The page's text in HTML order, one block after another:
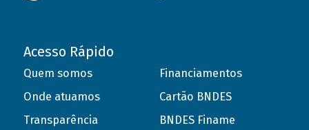
Acesso Rápido
Quem somos
Onde atuamos
Transparência
Financiamentos
Cartão BNDES
BNDES Finame